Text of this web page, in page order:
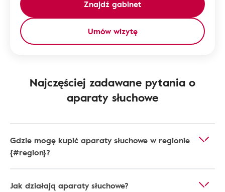
Znajdź gabinet
Umów wizytę
Najczęściej zadawane pytania o
aparaty słuchowe
Gdzie mogę kupić aparaty słuchowe w regionie
{#region}?
Jak działają aparaty słuchowe?